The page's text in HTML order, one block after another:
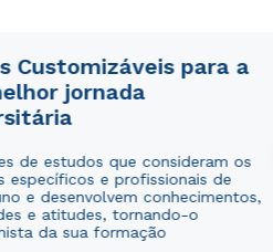
Customizáveis para a
jornada
de estudos que consideram os
específicos e profissionais de
e desenvolvem conhecimentos,
e atitudes, tornando-o
da sua formação
WhatsApp
ou
WhatsApp
ou